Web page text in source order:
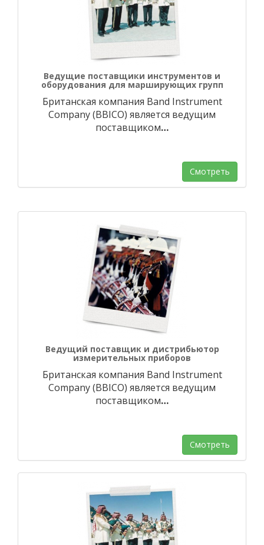
Ведущие поставщики инструментов и
оборудования для марширующих групп
Британская компания Band Instrument
Company (BBICO) является ведущим
поставщиком…
Смотреть
Ведущий поставщик и дистрибьютор
измерительных приборов
Британская компания Band Instrument
Company (BBICO) является ведущим
поставщиком…
Смотреть